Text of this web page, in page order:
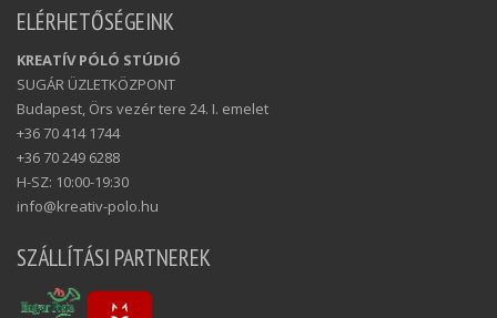
ELÉRHETŐSÉGEINK
KREATÍV PÓLÓ STÚDIÓ
SUGÁR ÜZLETKÖZPONT
Budapest, Örs vezér tere 24. I. emelet
+36 70 414 1744
+36 70 249 6288
H-SZ: 10:00-19:30
info@kreativ-polo.hu
SZÁLLÍTÁSI PARTNEREK